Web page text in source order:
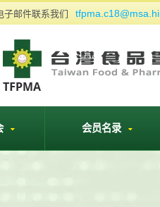
子邮件联系我们
会员名录